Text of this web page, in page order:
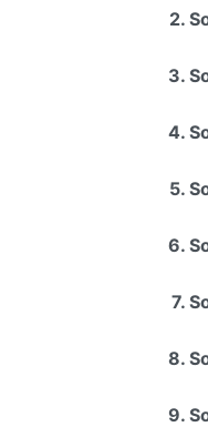
2.
3.
4.
5.
6.
7.
8.
9.